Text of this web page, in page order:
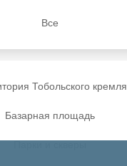
Все
Тобольского кремля
Базарная площадь